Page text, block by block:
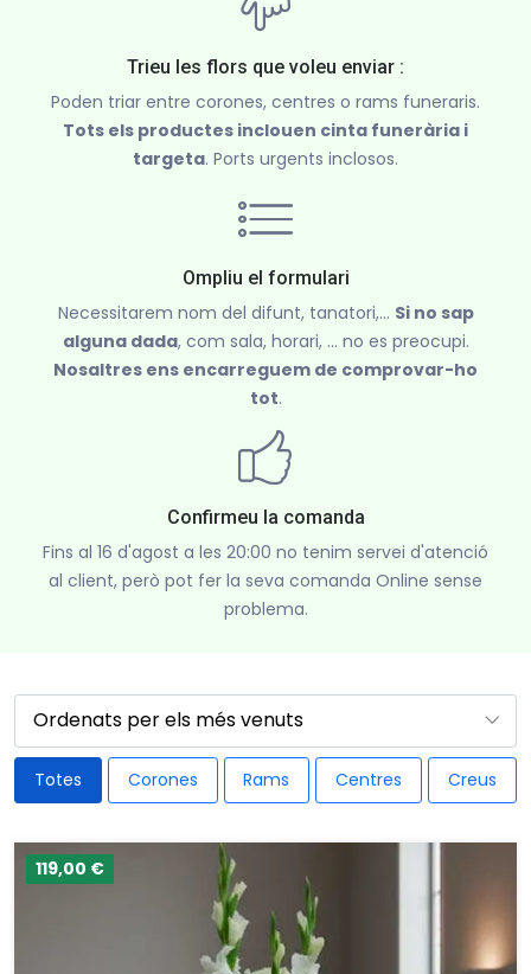
Trieu les flors que voleu enviar :
Poden triar entre corones, centres o rams funeraris.
Tots els productes inclouen cinta funerària i
targeta. Ports urgents inclosos.
Ompliu el formulari
Necessitarem nom del difunt, tanatori,... Si no sap
alguna dada, com sala, horari, ... no es preocupi.
Nosaltres ens encarreguem de comprovar-ho
tot.
Confirmeu la comanda
Fins al 16 d'agost a les 20:00 no tenim servei d'atenció
al client, però pot fer la seva comanda Online sense
problema.
Totes Corones Rams Centres Creus
119,00 €